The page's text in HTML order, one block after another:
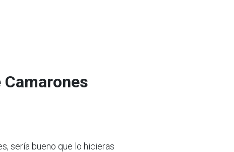
sería bueno que lo hicieras